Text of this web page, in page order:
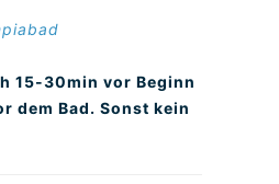
15-30min vor Beginn
dem Bad. Sonst kein